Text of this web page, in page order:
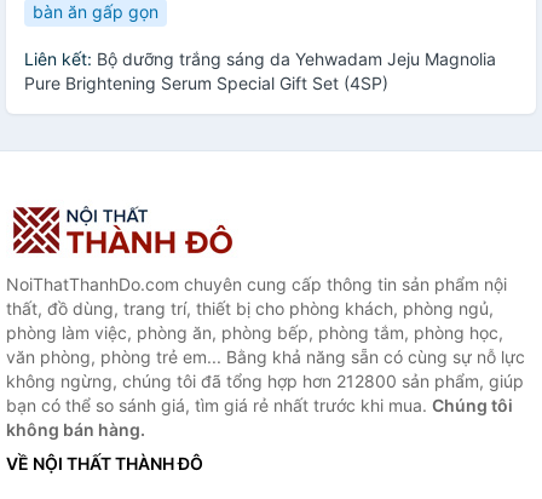
bàn ăn gấp gọn
Liên kết: Bộ dưỡng trắng sáng da Yehwadam Jeju Magnolia
Pure Brightening Serum Special Gift Set (4SP)
NoiThatThanhDo.com chuyên cung cấp thông tin sản phẩm nội
thất, đồ dùng, trang trí, thiết bị cho phòng khách, phòng ngủ,
phòng làm việc, phòng ăn, phòng bếp, phòng tắm, phòng học,
văn phòng, phòng trẻ em... Bằng khả năng sẵn có cùng sự nỗ lực
không ngừng, chúng tôi đã tổng hợp hơn 212800 sản phẩm, giúp
bạn có thể so sánh giá, tìm giá rẻ nhất trước khi mua. Chúng tôi
không bán hàng.
VỀ NỘI THẤT THÀNH ĐÔ